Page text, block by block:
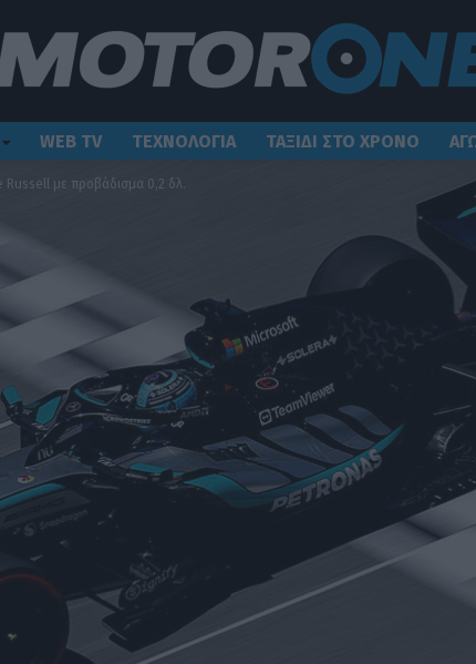
WEB TV ΤΕΧΝΟΛΟΓΙΑ ΤΑΞΙΔΙ ΣΤΟ ΧΡΟΝΟ
Russell με προβάδισμα 0,2 δλ.